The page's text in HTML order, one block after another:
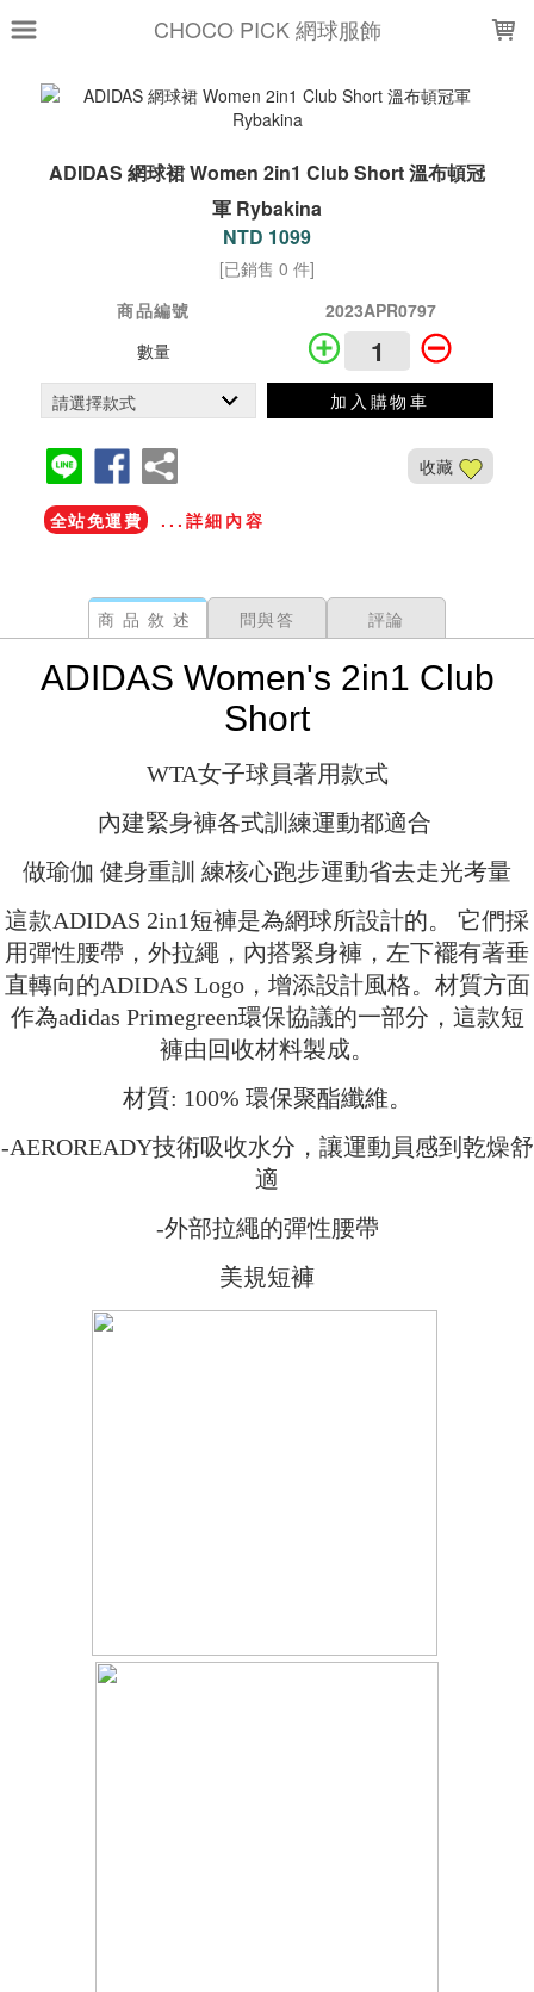
CHOCO PICK 網球服飾
ADIDAS 網球裙 Women 2in1 Club Short 溫布頓冠
軍 Rybakina
NTD 1099
[已銷售 0 件]
商品編號
2023APR0797
數量
加入購物車
收藏
全站免運費 ...詳細內容
商品敘述 問與答 評論